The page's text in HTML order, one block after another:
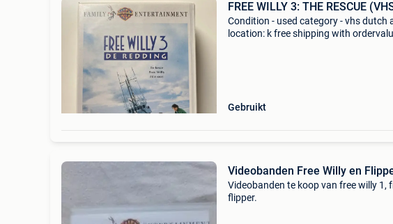
FREE WILLY 3: THE RESCUE
Condition - used category - vhs dutch
location: k free shipping with
Gebruikt
Videobanden Free Willy en
Videobanden te koop van free willy 1,
flipper.